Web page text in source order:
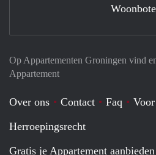
Op Appartementen Groningen vind
Appartement
Over ons Contact Faq
Herroepingsrecht
Gratis je Appartement